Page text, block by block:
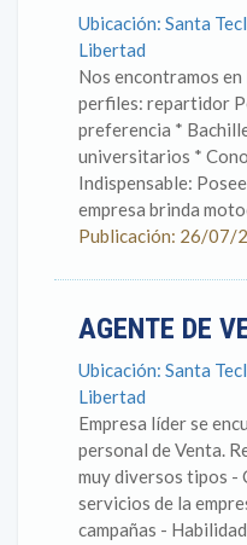
Ubicación: Santa
Libertad
Nos encontramos
perfiles: repartidor
preferencia *
universitarios *
Indispensable:
empresa brinda
Publicación: 26/07/
AGENTE DE
Ubicación: Santa
Libertad
Empresa líder se
personal de Venta.
muy diversos tipos -
servicios de la
campañas -